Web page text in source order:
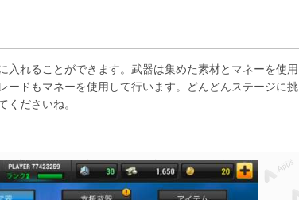
入れることができます。武器は集めた素材とマネーを使用
ードもマネーを使用して行います。どんどんステージに挑
ださいね。